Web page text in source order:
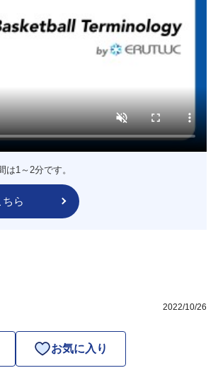
1～2分です。
ら
2022/10/26
お気に入り